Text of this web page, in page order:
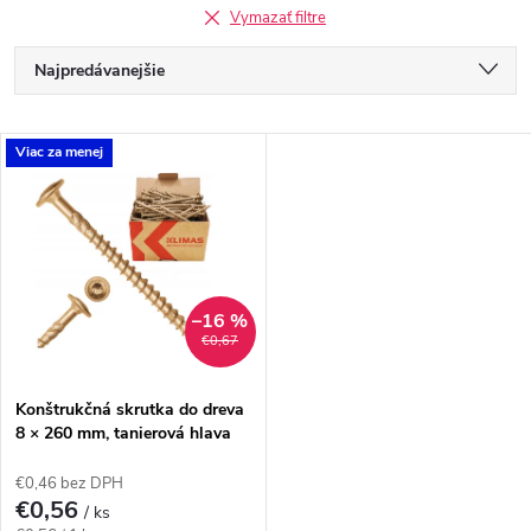
Vymazať filtre
R
a
d
e
p
Najpredávanejšie
Najlacnejšie
Najdrahšie
Abecedne
V
ý
s
p
r
Viac za menej
€0,67
–16 %
Konštrukčná skrutka do dreva
8 × 260 mm, tanierová hlava
€0,46 bez DPH
€0,56/ ks